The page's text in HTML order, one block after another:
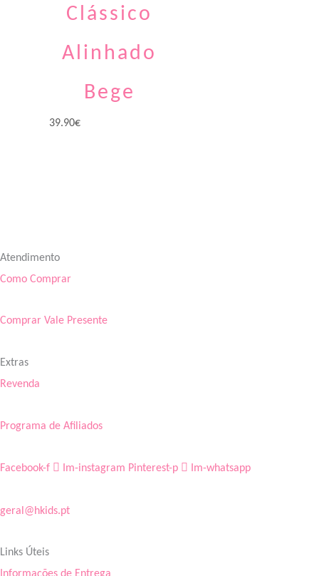
Clássico
Alinhado
Bege
39.90€
Atendimento
Como Comprar
Comprar Vale Presente
Extras
Revenda
Programa de Afiliados
Facebook-f Im-instagram Pinterest-p Im-whatsapp
geral@hkids.pt
Links Úteis